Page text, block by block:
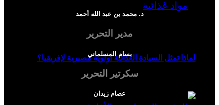
لماذا تمثل السيادة الغذائية أولوية مصيرية لإفريقيا؟
د. محمد بن عبد الله أحمد
مدير التحرير
بسام المسلماني
سكرتير التحرير
عصام زيدان